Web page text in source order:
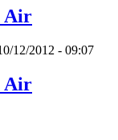
Air
12/2012 - 09:07
Air